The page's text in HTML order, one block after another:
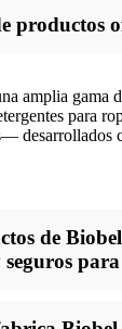
productos
amplia gama
para
desarrollados
de
seguros
están